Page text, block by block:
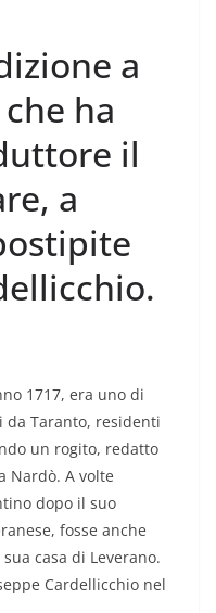
a
ha
il
a
1717, era uno di
Taranto, residenti
un rogito, redatto
Nardò. A volte
dopo il suo
fosse anche
casa di Leverano.
Cardellicchio nel